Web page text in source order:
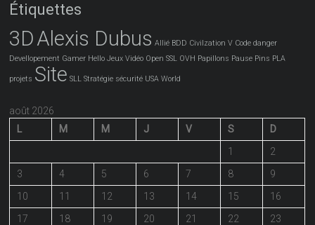
Étiquettes
3DAlexis Dubus Allié BDD Civilzation V Code danger
Devellopement Gamer Hello Jeux Vidéo Open SSL OVH Papillons Pause Pins PLA
projets Site SLL Stratégie sécurité USA World
août 2026
L
M M J V S
D
1
2
3
4 5 6 7 8
9
10
11 12 13 14 15
16
17
18 19 20 21 22
23